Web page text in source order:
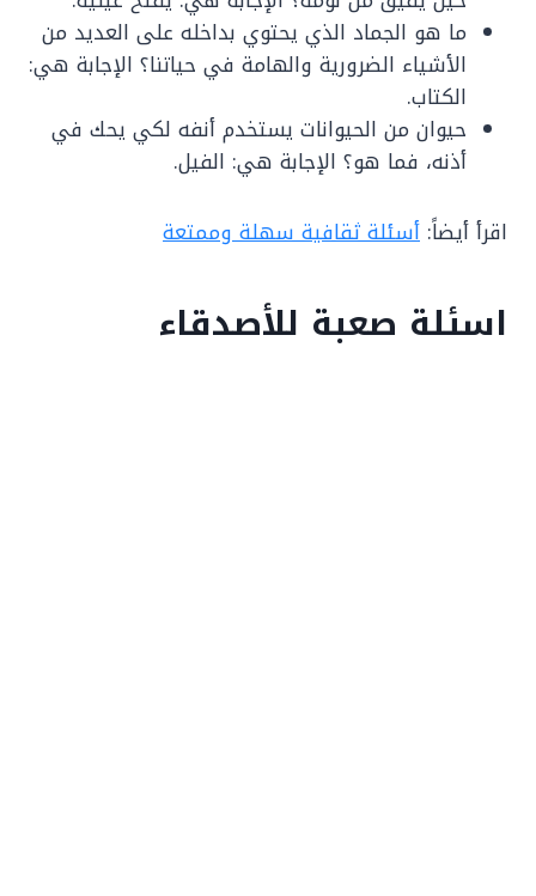
ما هو الجماد الذي يحتوي بداخله على العديد من
الأشياء الضرورية والهامة في حياتنا؟ الإجابة هي:
الكتاب.
حيوان من الحيوانات يستخدم أنفه لكي يحك في
أذنه، فما هو؟ الإجابة هي: الفيل.
اقرأ أيضاً: أسئلة ثقافية سهلة وممتعة
اسئلة صعبة للأصدقاء